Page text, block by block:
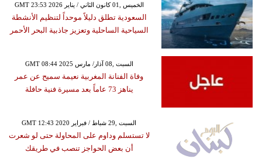
GMT 23:53 2026 الخميس ,01 كانون الثاني / يناير
السعودية تطلق دليلاً موحداً لتنظيم الأنشطة
السياحية الساحلية وتعزيز جاذبية البحر الأحمر
GMT 08:44 2025 السبت ,08 آذار/ مارس
وفاة الفنانة المغربية نعيمة سميح عن عمر
يناهز 73 عاماً بعد مسيرة فنية حافلة
GMT 12:43 2020 السبت ,29 شباط / فبراير
لا تستسلم وداوم على المحاولة حتى لو شعرت
أن بعض الحواجز تنصب في طريقك